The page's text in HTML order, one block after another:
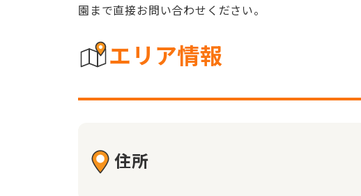
園まで直接お問い合わせください。
エリア情報
住所